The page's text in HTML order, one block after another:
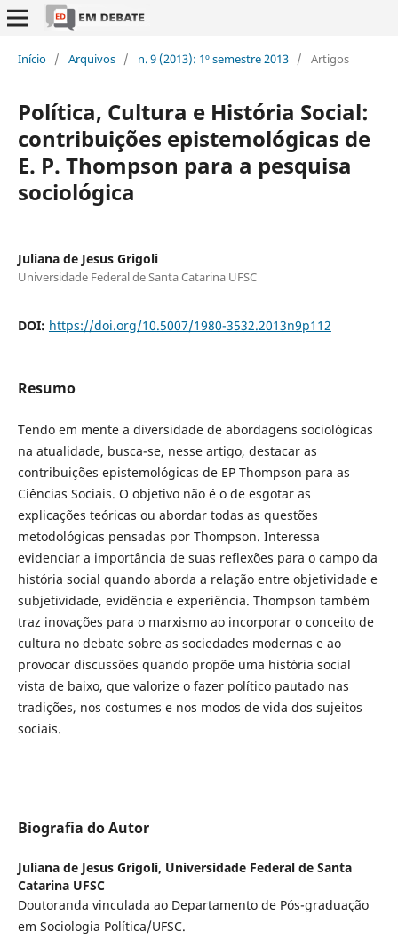
Início / Arquivos / n. 9 (2013): 1º semestre 2013 / Artigos
Política, Cultura e História Social:
contribuições epistemológicas de
E. P. Thompson para a pesquisa
sociológica
Juliana de Jesus Grigoli
Universidade Federal de Santa Catarina UFSC
DOI: https://doi.org/10.5007/1980-3532.2013n9p112
Resumo
Tendo em mente a diversidade de abordagens sociológicas
na atualidade, busca-se, nesse artigo, destacar as
contribuições epistemológicas de EP Thompson para as
Ciências Sociais. O objetivo não é o de esgotar as
explicações teóricas ou abordar todas as questões
metodológicas pensadas por Thompson. Interessa
evidenciar a importância de suas reflexões para o campo da
história social quando aborda a relação entre objetividade e
subjetividade, evidência e experiência. Thompson também
traz inovações para o marxismo ao incorporar o conceito de
cultura no debate sobre as sociedades modernas e ao
provocar discussões quando propõe uma história social
vista de baixo, que valorize o fazer político pautado nas
tradições, nos costumes e nos modos de vida dos sujeitos
sociais.
Biografia do Autor
Juliana de Jesus Grigoli, Universidade Federal de Santa
Catarina UFSC
Doutoranda vinculada ao Departamento de Pós-graduação
em Sociologia Política/UFSC.